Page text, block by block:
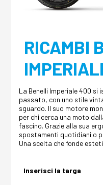
RICAMBI
La Benelli Imperiale 400 si
passato, con uno stile
sguardo. Il suo motore
per chi cerca una moto
fascino. Grazie alla sua
spostamenti quotidiani o
Una scelta che fonde
Inserisci la targa